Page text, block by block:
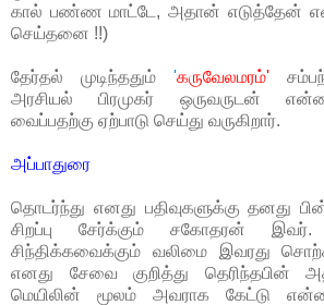
கால் பண்ண மாட்டே, அதான் எடுத்தேன்
செய்தனை !!)
தேர்தல் முடிந்ததும் 'கருவேலமரம்'
அரசியல் பிரமுகர் ஒருவருடன்
வைப்பதற்கு ஏற்பாடு செய்து வருகிறார்.
அப்பாதுரை
தொடர்ந்து எனது பதிவுகளுக்கு தனது
சிறப்பு சேர்க்கும் சகோதரன்
சிந்திக்கவைக்கும் வலிமை இவரது
எனது சேவை குறித்து தெரிந்தபின்
மெயிலின் மூலம் அவராக கேட்டு